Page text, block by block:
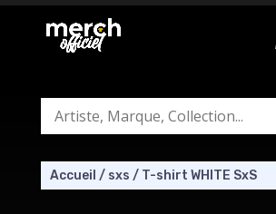
Accueil / sxs / T-shirt WHITE SxS